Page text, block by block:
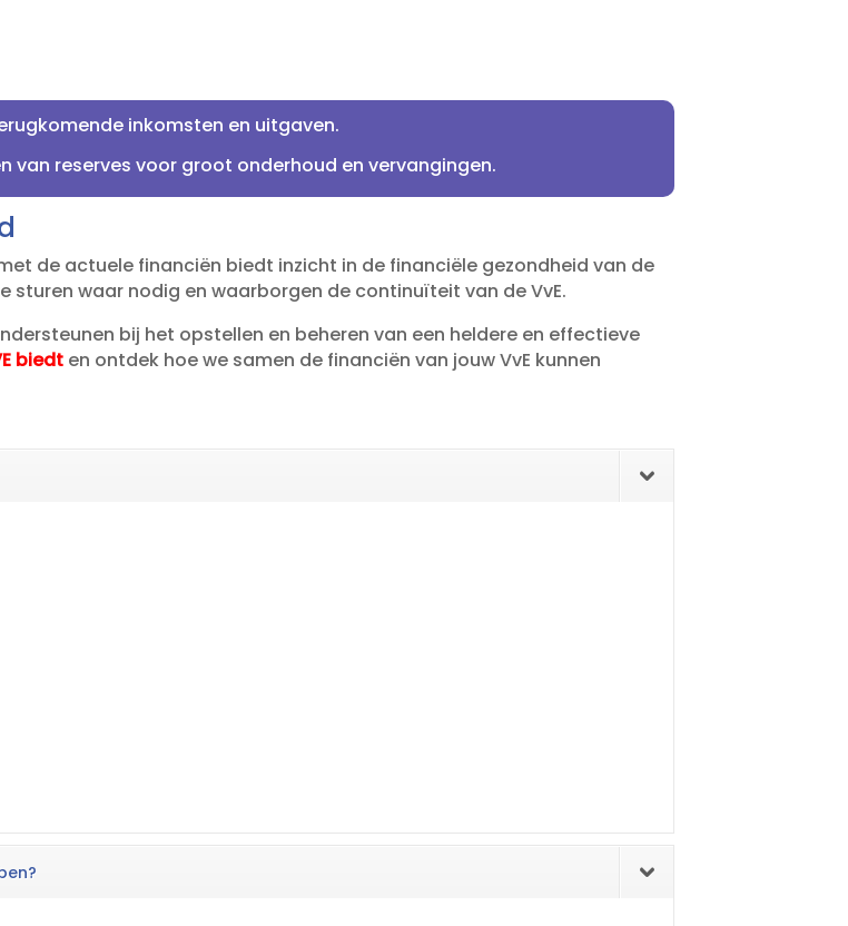
inkomsten en uitgaven.​
van reserves voor groot onderhoud en vervangingen.​
de actuele financiën biedt inzicht in de financiële gezondheid van de
sturen waar nodig en waarborgen de continuïteit van de VvE.​
bij het opstellen en beheren van een heldere en effectieve
biedt en ontdek hoe we samen de financiën van jouw VvE kunnen